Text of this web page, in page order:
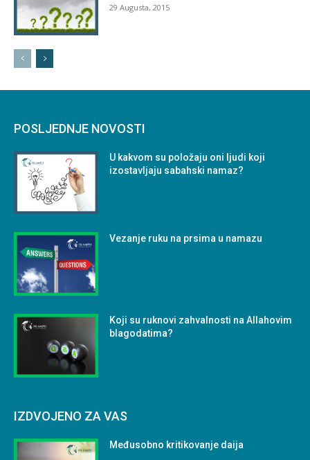
29 Augusta, 2015
POSLJEDNJE NOVOSTI
U kakvom su položaju oni ljudi koji
izostavljaju sabahski namaz?
Vezanje ruku na prsima u namazu
Koji su ruknovi zahvalnosti na Allahovim
blagodatima?
IZDVOJENO ZA VAS
Međusobno kritikovanje daija